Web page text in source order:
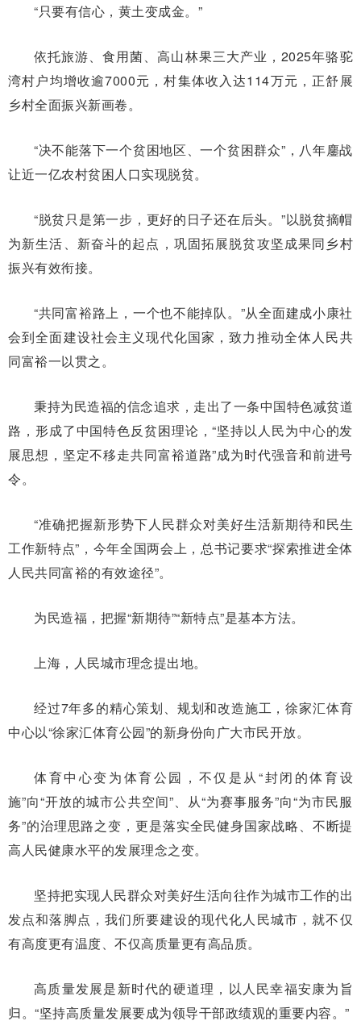
“只要有信心，黄土变成金。”
依托旅游、食用菌、高山林果三大产业，2025年骆驼
湾村户均增收逾7000元，村集体收入达114万元，正舒展
乡村全面振兴新画卷。
“决不能落下一个贫困地区、一个贫困群众”，八年鏖战
让近一亿农村贫困人口实现脱贫。
“脱贫只是第一步，更好的日子还在后头。”以脱贫摘帽
为新生活、新奋斗的起点，巩固拓展脱贫攻坚成果同乡村
振兴有效衔接。
“共同富裕路上，一个也不能掉队。”从全面建成小康社
会到全面建设社会主义现代化国家，致力推动全体人民共
同富裕一以贯之。
秉持为民造福的信念追求，走出了一条中国特色减贫道
路，形成了中国特色反贫困理论，“坚持以人民为中心的发
展思想，坚定不移走共同富裕道路”成为时代强音和前进号
令。
“准确把握新形势下人民群众对美好生活新期待和民生
工作新特点”，今年全国两会上，总书记要求“探索推进全体
人民共同富裕的有效途径”。
为民造福，把握“新期待”“新特点”是基本方法。
上海，人民城市理念提出地。
经过7年多的精心策划、规划和改造施工，徐家汇体育
中心以“徐家汇体育公园”的新身份向广大市民开放。
体育中心变为体育公园，不仅是从“封闭的体育设
施”向“开放的城市公共空间”、从“为赛事服务”向“为市民服
务”的治理思路之变，更是落实全民健身国家战略、不断提
高人民健康水平的发展理念之变。
坚持把实现人民群众对美好生活向往作为城市工作的出
发点和落脚点，我们所要建设的现代化人民城市，就不仅
有高度更有温度、不仅高质量更有高品质。
高质量发展是新时代的硬道理，以人民幸福安康为旨
归。“坚持高质量发展要成为领导干部政绩观的重要内容。”